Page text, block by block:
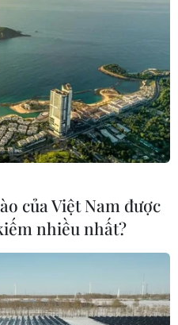
của Việt Nam được
nhiều nhất?